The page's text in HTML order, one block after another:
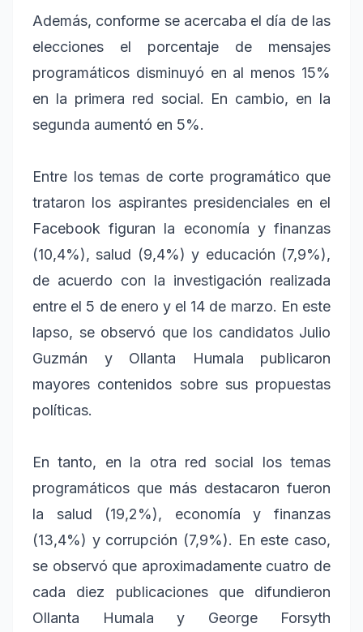
Además, conforme se acercaba el día de las
elecciones el porcentaje de mensajes
programáticos disminuyó en al menos 15%
en la primera red social. En cambio, en la
segunda aumentó en 5%.
Entre los temas de corte programático que
trataron los aspirantes presidenciales en el
Facebook figuran la economía y finanzas
(10,4%), salud (9,4%) y educación (7,9%),
de acuerdo con la investigación realizada
entre el 5 de enero y el 14 de marzo. En este
lapso, se observó que los candidatos Julio
Guzmán y Ollanta Humala publicaron
mayores contenidos sobre sus propuestas
políticas.
En tanto, en la otra red social los temas
programáticos que más destacaron fueron
la salud (19,2%), economía y finanzas
(13,4%) y corrupción (7,9%). En este caso,
se observó que aproximadamente cuatro de
cada diez publicaciones que difundieron
Ollanta Humala y George Forsyth